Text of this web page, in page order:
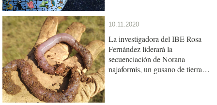
10.11.2020
La investigadora del IBE Rosa
Fernández liderará la
secuenciación de Norana
najaformis, un gusano de tierra